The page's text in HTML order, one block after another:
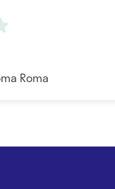
Roma